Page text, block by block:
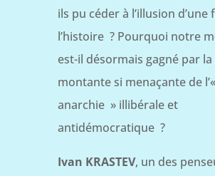
ils pu céder à l’illusion d’une
l’histoire ? Pourquoi notre
est-il désormais gagné par
montante si menaçante de l’«
anarchie » illibérale et
antidémocratique ?
Ivan KRASTEV, un des